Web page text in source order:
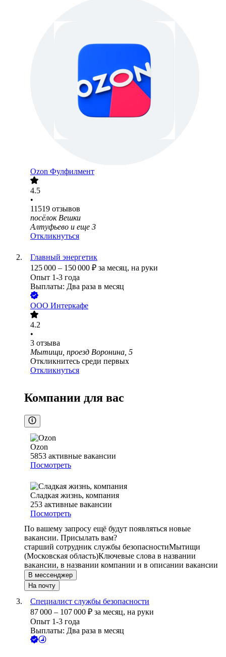
Ozon Фулфилмент
4.5
•
11519 отзывов
посёлок Вешки
Алтуфьево и еще 3
Откликнуться
Главный энергетик
125 000 – 150 000 ₽ за месяц, на руки
Опыт 1-3 года
Выплаты: Два раза в месяц
ООО Интеркафе
4.2
•
3 отзыва
Мытищи, проезд Воронина, 5
Откликнитесь среди первых
Откликнуться
Компании для вас
Ozon
5853 активные вакансии
Посмотреть
Сладкая жизнь, компания
253 активные вакансии
Посмотреть
По вашему запросу ещё будут появляться новые
вакансии. Присылать вам?
старший сотрудник службы безопасностиМытищи
(Московская область)Ключевые слова в названии
вакансии, в названии компании и в описании вакансии
В мессенджер
На почту
Специалист службы безопасности
87 000 – 107 000 ₽ за месяц, на руки
Опыт 1-3 года
Выплаты: Два раза в месяц